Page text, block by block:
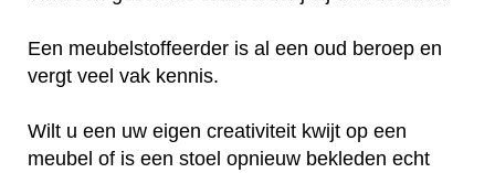
Een meubelstoffeerder is al een oud beroep en
vergt veel vak kennis.
Wilt u een uw eigen creativiteit kwijt op een
meubel of is een stoel opnieuw bekleden echt